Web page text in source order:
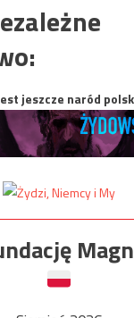
jeszcze naród